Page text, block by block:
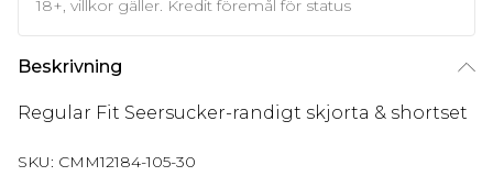
18+, villkor gäller. Kredit föremål för status
Beskrivning
Regular Fit Seersucker-randigt skjorta & shortset
SKU: CMM12184-105-30